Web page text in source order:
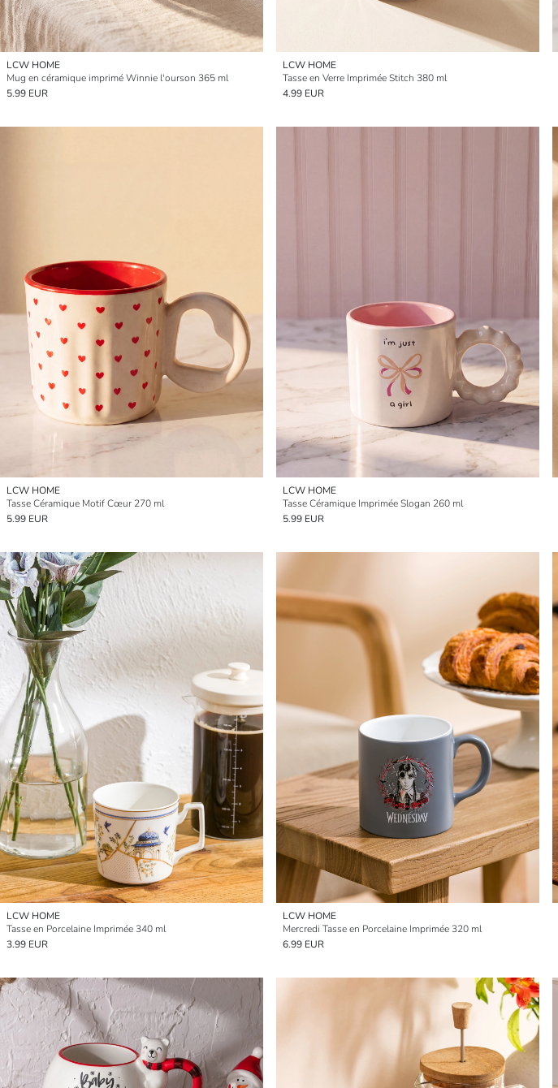
LCW HOME
Mug en céramique imprimé Winnie l'ourson 365 ml
5.99 EUR
LCW HOME
Tasse en Verre Imprimée Stitch 380 ml
4.99 EUR
LCW HOME
Tasse Céramique Motif Cœur 270 ml
5.99 EUR
LCW HOME
Tasse Céramique Imprimée Slogan 260 ml
5.99 EUR
LCW HOME
Tasse en Porcelaine Imprimée 340 ml
3.99 EUR
LCW HOME
Mercredi Tasse en Porcelaine Imprimée 320 ml
6.99 EUR